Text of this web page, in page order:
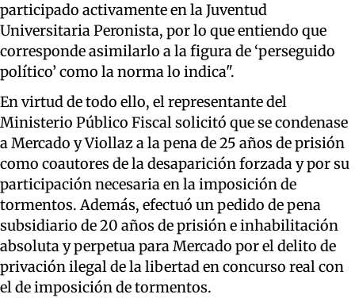
participado activamente en la Juventud
Universitaria Peronista, por lo que entiendo que
corresponde asimilarlo a la figura de ‘perseguido
político’ como la norma lo indica".
En virtud de todo ello, el representante del
Ministerio Público Fiscal solicitó que se condenase
a Mercado y Viollaz a la pena de 25 años de prisión
como coautores de la desaparición forzada y por su
participación necesaria en la imposición de
tormentos. Además, efectuó un pedido de pena
subsidiario de 20 años de prisión e inhabilitación
absoluta y perpetua para Mercado por el delito de
privación ilegal de la libertad en concurso real con
el de imposición de tormentos.